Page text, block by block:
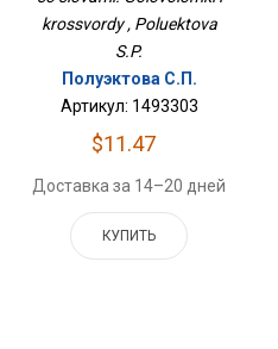
krossvordy , Poluektova
S.P.
Полуэктова С.П.
Артикул: 1493303
$11.47
Доставка за 14–20 дней
КУПИТЬ